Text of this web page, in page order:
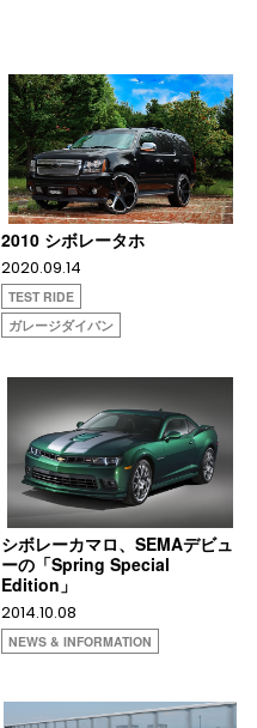
2010 シボレータホ
2020.09.14
TEST RIDE
ガレージダイバン
シボレーカマロ、SEMAデビュ
ーの「Spring Special
Edition」
2014.10.08
NEWS & INFORMATION